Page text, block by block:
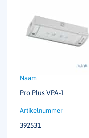
Pro Plus VPA-1
392531